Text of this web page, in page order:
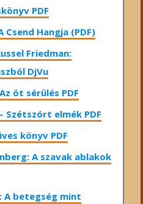
PDF
Csend Hangja (PDF)
Friedman:
DjVu
öt sérülés PDF
Szétszórt elmék PDF
könyv PDF
A szavak ablakok
A betegség mint